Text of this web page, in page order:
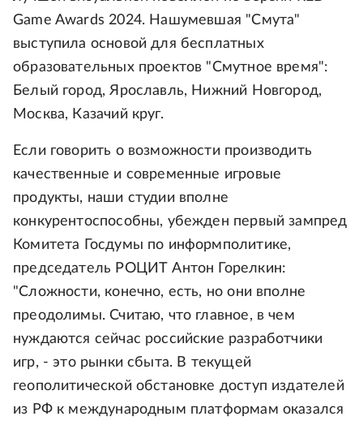
Game Awards 2024. Нашумевшая "Смута"
выступила основой для бесплатных
образовательных проектов "Смутное время":
Белый город, Ярославль, Нижний Новгород,
Москва, Казачий круг.
Если говорить о возможности производить
качественные и современные игровые
продукты, наши студии вполне
конкурентоспособны, убежден первый зампред
Комитета Госдумы по информполитике,
председатель РОЦИТ Антон Горелкин:
"Сложности, конечно, есть, но они вполне
преодолимы. Считаю, что главное, в чем
нуждаются сейчас российские разработчики
игр, - это рынки сбыта. В текущей
геополитической обстановке доступ издателей
из РФ к международным платформам оказался